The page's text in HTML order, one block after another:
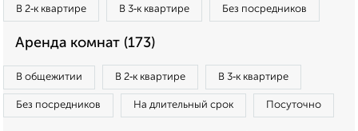
В 2‑к квартире В 3‑к квартире Без посредников
Аренда комнат (173)
В общежитии В 2‑к квартире В 3‑к квартире
Без посредников На длительный срок Посуточно